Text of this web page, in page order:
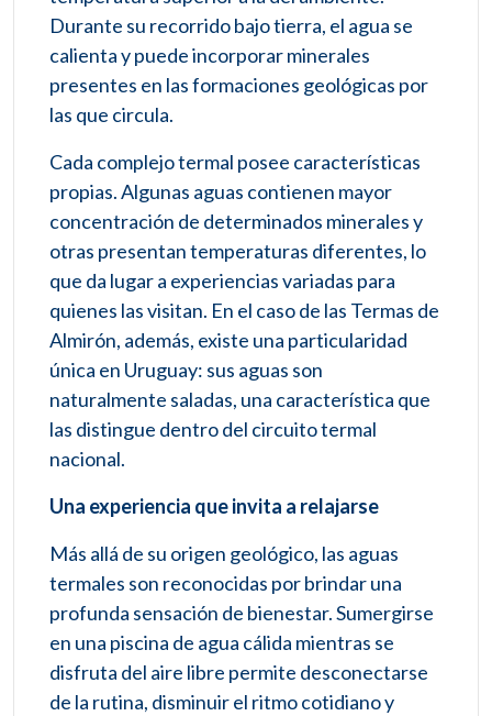
Durante su recorrido bajo tierra, el agua se
calienta y puede incorporar minerales
presentes en las formaciones geológicas por
las que circula.
Cada complejo termal posee características
propias. Algunas aguas contienen mayor
concentración de determinados minerales y
otras presentan temperaturas diferentes, lo
que da lugar a experiencias variadas para
quienes las visitan. En el caso de las Termas de
Almirón, además, existe una particularidad
única en Uruguay: sus aguas son
naturalmente saladas, una característica que
las distingue dentro del circuito termal
nacional.
Una experiencia que invita a relajarse
Más allá de su origen geológico, las aguas
termales son reconocidas por brindar una
profunda sensación de bienestar. Sumergirse
en una piscina de agua cálida mientras se
disfruta del aire libre permite desconectarse
de la rutina, disminuir el ritmo cotidiano y